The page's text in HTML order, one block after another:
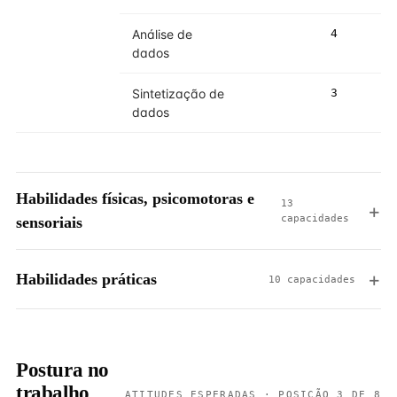
Análise de
dados
4
Sintetização de
dados
3
Habilidades físicas, psicomotoras e
sensoriais
13
capacidades
Habilidades práticas 10 capacidades
Postura no
ATITUDES ESPERADAS · POSIÇÃO 3 DE 8